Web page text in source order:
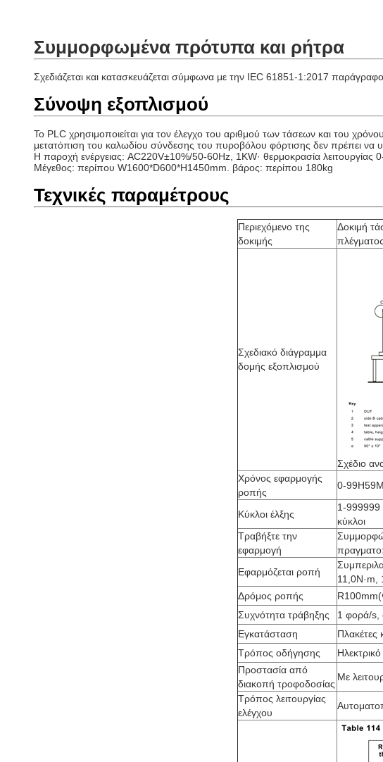
Συμμορφωμένα πρότυπα και ρήτρα
Σχεδιάζεται και κατασκευάζεται σύμφωνα με την IEC 61851-1:2017
Σύνοψη εξοπλισμού
Το PLC χρησιμοποιείται για τον έλεγχο του αριθμού των τάσεων και του
μετατόπιση του καλωδίου σύνδεσης του πυροβόλου φόρτισης δεν πρέπει να
Η παροχή ενέργειας: AC220V±10%/50-60Hz, 1KW· θερμοκρασία λειτουργίας
Μέγεθος: περίπου W1600*D600*H1450mm. βάρος: περίπου 180kg
Τεχνικές παραμέτρους
Περιεχόμενο της
δοκιμής
Δοκιμή
Σχεδιακό διάγραμμα
δομής εξοπλισμού
Σχέδιο
Χρόνος εφαρμογής
ροπής
0-
Κύκλοι έλξης
1-999999
κύκλοι
Τραβήξτε την
εφαρμογή
Εφαρμόζεται ροπή
11,0N·m,
Δρόμος ροπής
Συχνότητα τράβηξης
1 φορά/s,
Εγκατάσταση
Πλακέτες
Τρόπος οδήγησης
Ηλεκτρικό
Προστασία από
διακοπή τροφοδοσίας
Με
Τρόπος λειτουργίας
ελέγχου